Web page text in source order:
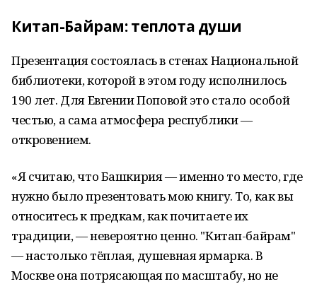
Китап-Байрам: теплота души
Презентация состоялась в стенах Национальной
библиотеки, которой в этом году исполнилось
190 лет. Для Евгении Поповой это стало особой
честью, а сама атмосфера республики —
откровением.
«Я считаю, что Башкирия — именно то место, где
нужно было презентовать мою книгу. То, как вы
относитесь к предкам, как почитаете их
традиции, — невероятно ценно. "Китап-байрам"
— настолько тёплая, душевная ярмарка. В
Москве она потрясающая по масштабу, но не